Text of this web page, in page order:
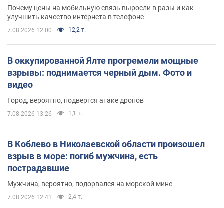
Почему цены на мобильную связь выросли в разы и как
улучшить качество интернета в телефоне
7.08.2026 12:00 12,2 т.
В оккупированной Ялте прогремели мощные
взрывы: поднимается черный дым. Фото и
видео
Город, вероятно, подвергся атаке дронов
7.08.2026 13:26 1,1 т.
В Коблево в Николаевской области произошел
взрыв в море: погиб мужчина, есть
пострадавшие
Мужчина, вероятно, подорвался на морской мине
7.08.2026 12:41 2,4 т.